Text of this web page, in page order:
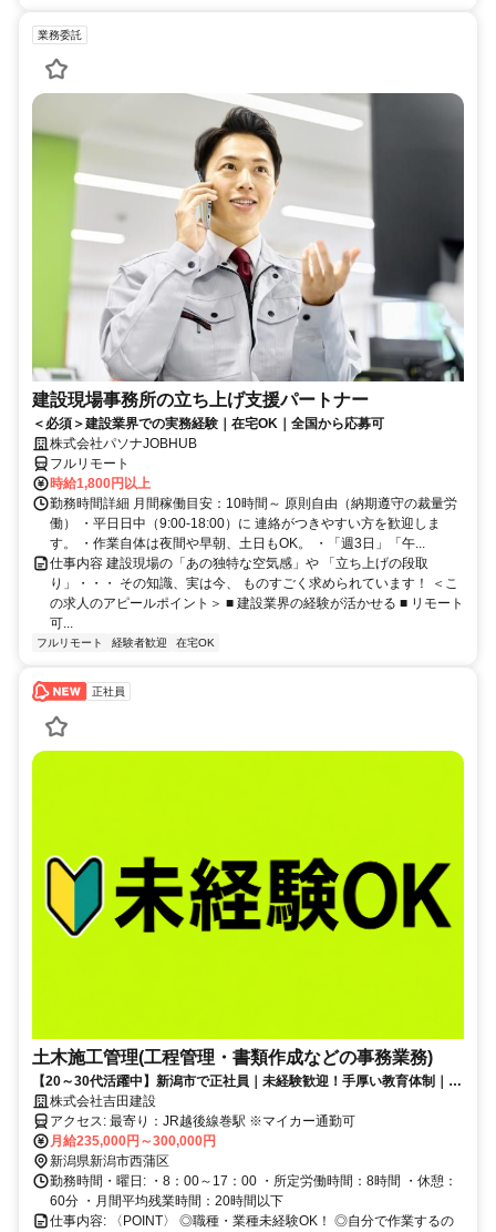
業務委託
建設現場事務所の立ち上げ支援パートナー
＜必須＞建設業界での実務経験｜在宅OK｜全国から応募可
株式会社パソナJOBHUB
フルリモート
時給1,800円以上
勤務時間詳細 月間稼働目安：10時間～ 原則自由（納期遵守の裁量労
働） ・平日日中（9:00-18:00）に 連絡がつきやすい方を歓迎しま
す。 ・作業自体は夜間や早朝、土日もOK。 ・「週3日」「午...
仕事内容 建設現場の「あの独特な空気感」や 「立ち上げの段取
り」・・・ その知識、実は今、 ものすごく求められています！ ＜こ
の求人のアピールポイント＞ ■ 建設業界の経験が活かせる ■ リモート
可...
フルリモート 経験者歓迎 在宅OK
正社員
土木施工管理(工程管理・書類作成などの事務業務)
【20～30代活躍中】新潟市で正社員｜未経験歓迎！手厚い教育体制｜資
格取得は全額補助｜年間休日120日
株式会社吉田建設
アクセス: 最寄り：JR越後線巻駅 ※マイカー通勤可
月給235,000円～300,000円
新潟県新潟市西蒲区
勤務時間・曜日: ・8：00～17：00 ・所定労働時間：8時間 ・休憩：
60分 ・月間平均残業時間：20時間以下
仕事内容: 〈POINT〉 ◎職種・業種未経験OK！ ◎自分で作業するの